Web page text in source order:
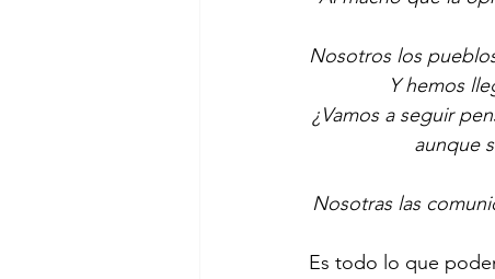
Nosotros los
Y hemos
¿Vamos a seguir
aunque
Nosotras las
Es todo lo que